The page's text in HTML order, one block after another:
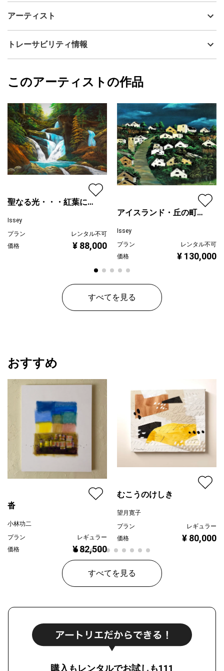
制作年
アクリル
カラー
青
ジャンル
風景画
配送目安
二週間以内
流れ出る雪解けの水は・・・すこぶる冷たい。
アーティスト
Issey
フォローする
トレーサビリティ情報
Issey
このアーティストの作品
聖なる光・・・紅葉に注
Issey
プラン
レンタル不可
価格
¥ 88,000
アイスランド・丘の町並
Issey
プラン
レンタル不可
価格
¥ 130,000
すべてを見る
おすすめ
沓
小林功二
プラン
レギュラー
価格
¥ 82,500
むこうのけしき
望月寛子
プラン
レギュラー
価格
¥ 80,000
すべてを見る
購入もレンタルでお試しも111